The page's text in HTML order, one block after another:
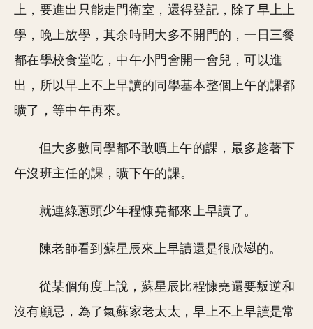
上，要進出只能走門衛室，還得登記，除了早上上
學，晚上放學，其余時間大多不開門的，一日三餐
都在學校食堂吃，中午小門會開一會兒，可以進
出，所以早上不上早讀的同學基本整個上午的課都
曠了，等中午再來。
但大多數同學都不敢曠上午的課，最多趁著下
午沒班主任的課，曠下午的課。
就連綠蔥頭 年程慷堯都來上早讀了。
陳老師看到蘇星辰來上早讀還是很欣 的。
從某個角度上說，蘇星辰比程慷堯還要叛逆和
沒有顧忌，為了氣蘇家老太太，早上不上早讀是常